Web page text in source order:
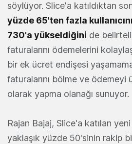
söylüyor. Slice'a katıldıktan
yüzde 65'ten fazla
730'a yükseldiğini de
faturalarını ödemelerini
bir ek ücret endişesi
faturalarını bölme ve
olarak yapma olanağı sunuyor.
Rajan Bajaj, Slice'a katılan
yaklaşık yüzde 50'sinin rakip